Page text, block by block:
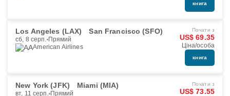
книга
Los Angeles (LAX) San Francisco (SFO)
сб, 8 серп. Прямий
American Airlines
Почати з
US$ 69.35
Ціна/особа
книга
New York (JFK) Miami (MIA)
вт, 11 серп. Прямий
Почати з
US$ 73.55